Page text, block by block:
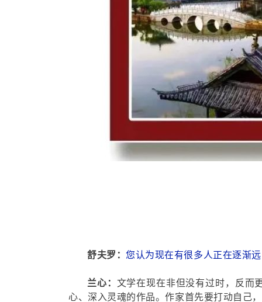
舒夫罗：您认为现在有很多人正在逐渐
兰心： 文学在现在非但没有过时，反而
心、深入灵魂的作品。作家首先要打动自己